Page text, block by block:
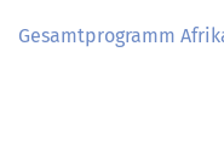
Gesamtprogramm